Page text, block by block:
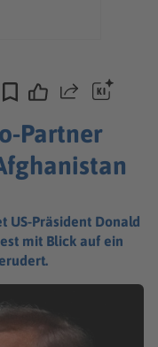
Teilen
Partner
US-Präsident Donald
mit Blick auf ein